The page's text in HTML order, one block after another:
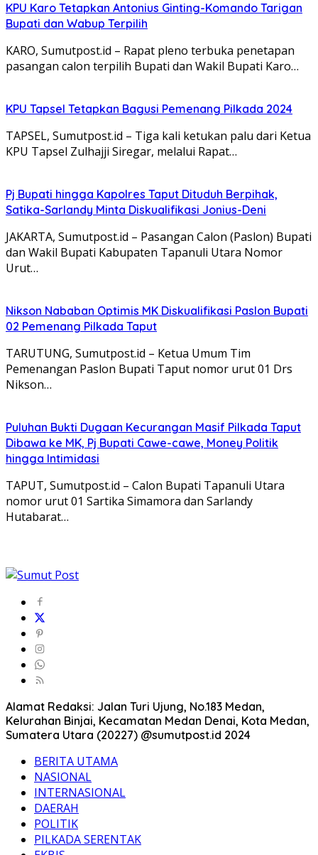
KPU Karo Tetapkan Antonius Ginting-Komando Tarigan
Bupati dan Wabup Terpilih
KARO, Sumutpost.id – Rapat pleno terbuka penetapan
pasangan calon terpilih Bupati dan Wakil Bupati Karo…
KPU Tapsel Tetapkan Bagusi Pemenang Pilkada 2024
TAPSEL, Sumutpost.id – Tiga kali ketukan palu dari Ketua
KPU Tapsel Zulhajji Siregar, melalui Rapat…
Pj Bupati hingga Kapolres Taput Dituduh Berpihak,
Satika-Sarlandy Minta Diskualifikasi Jonius-Deni
JAKARTA, Sumutpost.id – Pasangan Calon (Paslon) Bupati
dan Wakil Bupati Kabupaten Tapanuli Utara Nomor
Urut…
Nikson Nababan Optimis MK Diskualifikasi Paslon Bupati
02 Pemenang Pilkada Taput
TARUTUNG, Sumutpost.id – Ketua Umum Tim
Pemenangan Paslon Bupati Taput nomor urut 01 Drs
Nikson…
Puluhan Bukti Dugaan Kecurangan Masif Pilkada Taput
Dibawa ke MK, Pj Bupati Cawe-cawe, Money Politik
hingga Intimidasi
TAPUT, Sumutpost.id – Calon Bupati Tapanuli Utara
nomor urut 01 Sartika Simamora dan Sarlandy
Hutabarat…
Alamat Redaksi: Jalan Turi Ujung, No.183 Medan,
Kelurahan Binjai, Kecamatan Medan Denai, Kota Medan,
Sumatera Utara (20227) @sumutpost.id 2024
BERITA UTAMA
NASIONAL
INTERNASIONAL
DAERAH
POLITIK
PILKADA SERENTAK